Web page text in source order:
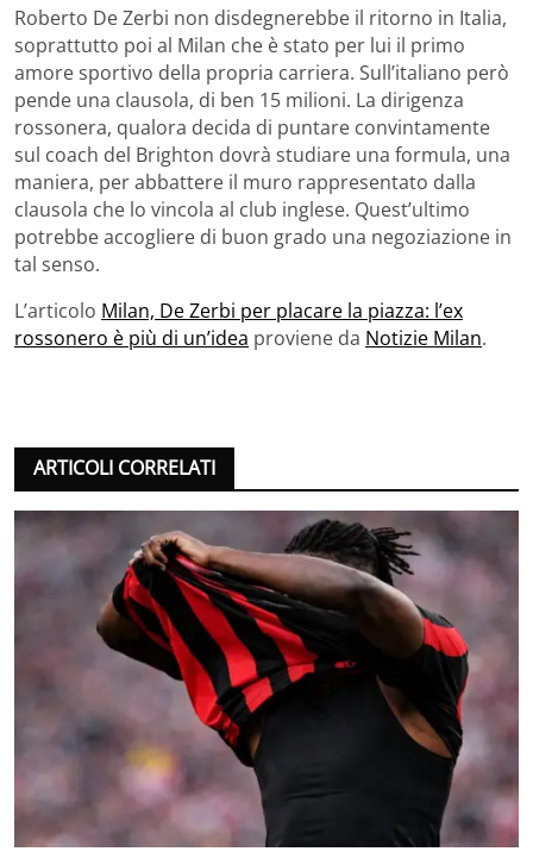
Roberto De Zerbi non disdegnerebbe il ritorno in Italia,
soprattutto poi al Milan che è stato per lui il primo
amore sportivo della propria carriera. Sull’italiano però
pende una clausola, di ben 15 milioni. La dirigenza
rossonera, qualora decida di puntare convintamente
sul coach del Brighton dovrà studiare una formula, una
maniera, per abbattere il muro rappresentato dalla
clausola che lo vincola al club inglese. Quest’ultimo
potrebbe accogliere di buon grado una negoziazione in
tal senso.
L’articolo Milan, De Zerbi per placare la piazza: l’ex
rossonero è più di un’idea proviene da Notizie Milan.
ARTICOLI CORRELATI